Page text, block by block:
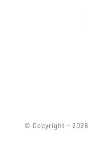
© Copyright -